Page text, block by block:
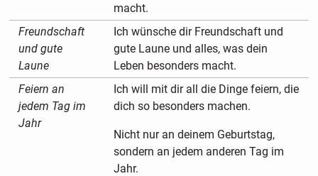
macht.
Freundschaft
und gute
Laune
Ich wünsche dir Freundschaft und
gute Laune und alles, was dein
Leben besonders macht.
Feiern an
jedem Tag im
Jahr
Ich will mit dir all die Dinge feiern, die
dich so besonders machen.
Nicht nur an deinem Geburtstag,
sondern an jedem anderen Tag im
Jahr.